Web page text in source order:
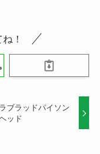
！
ブラッドパイソン
ッド